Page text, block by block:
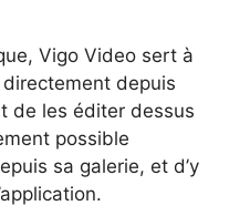
Vigo Video sert à
depuis
de les éditer dessus
possible
sa galerie, et d’y